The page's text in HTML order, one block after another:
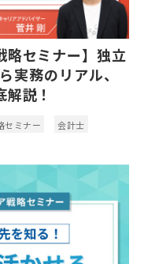
略セミナー】独立
実務のリアル、
説！
セミナー 会計士